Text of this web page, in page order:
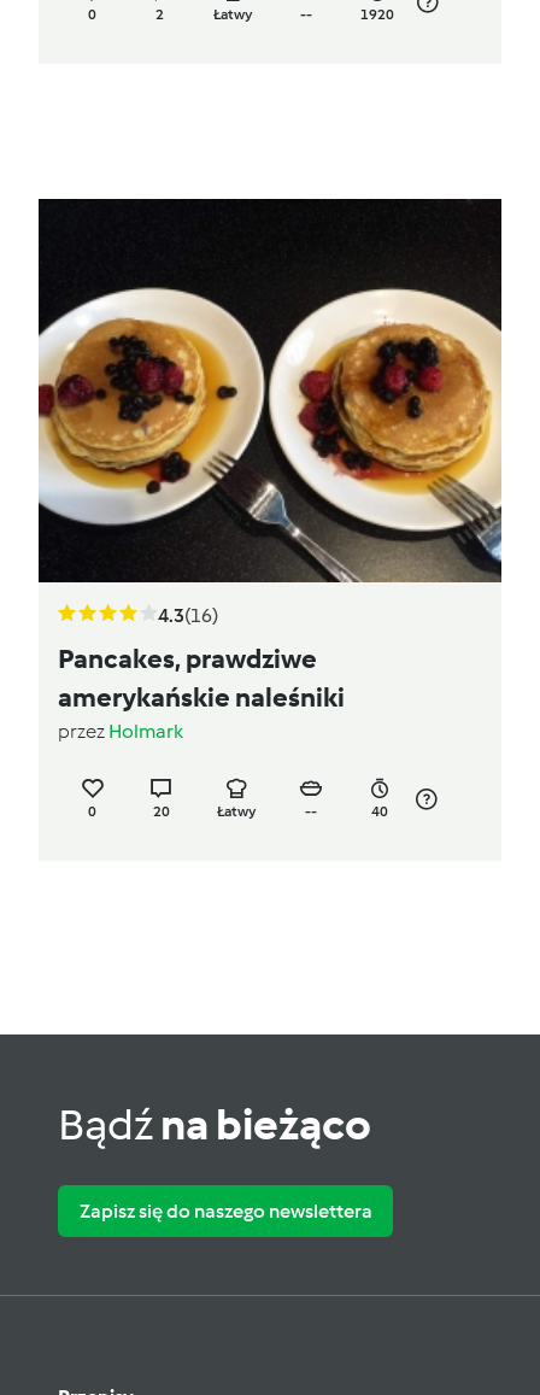
0 2 Łatwy -- 1920
4.3(16)
Pancakes, prawdziwe
amerykańskie naleśniki
przez Holmark
0 20 Łatwy -- 40
Bądźna bieżąco
Zapisz się do naszego newslettera